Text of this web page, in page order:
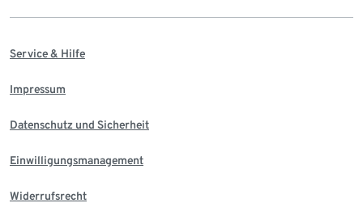
Service & Hilfe
Impressum
Datenschutz und Sicherheit
Einwilligungsmanagement
Widerrufsrecht